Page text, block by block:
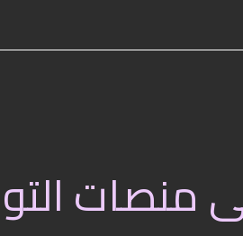
منصات